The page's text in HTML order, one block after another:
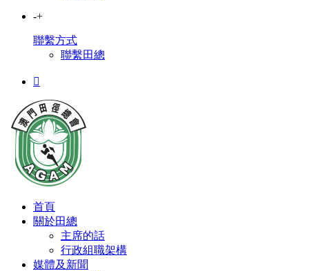
-+
聯繫方式
聯繫田總

首頁
關於田總
主席的話
行政組職架構
媒體及新聞